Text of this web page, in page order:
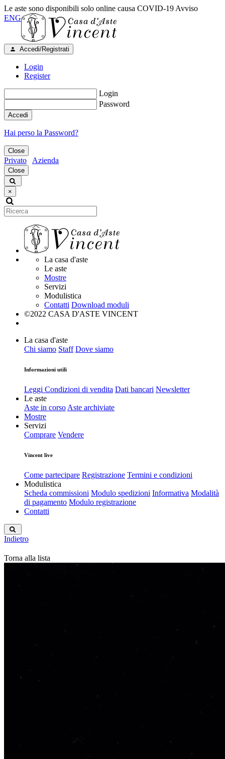
Le aste sono disponibili solo online causa COVID-19 Avviso
ENG
Accedi/Registrati
Login
Register
Login
Password
Accedi
Hai perso la Password?
Close
Privato Azienda
Close
×
La casa d'aste
Le aste
Mostre
Servizi
Modulistica
Contatti Download moduli
©2022 CASA D'ASTE VINCENT
La casa d'aste
Chi siamo Staff Dove siamo
Informazioni utili
Leggi Condizioni di vendita Dati bancari Newsletter
Le aste
Aste in corso Aste archiviate
Mostre
Servizi
Comprare Vendere
Vincent live
Come partecipare Registrazione Termini e condizioni
Modulistica
Scheda commissioni Modulo spedizioni Informativa Modalità
di pagamento Modulo registrazione
Contatti
Indietro
Torna alla lista